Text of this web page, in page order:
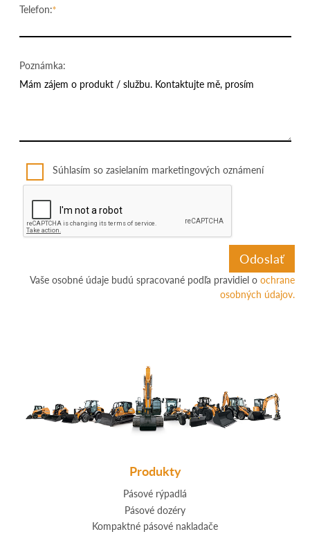
Telefon:
Poznámka:
Súhlasím so zasielaním marketingových oznámení
Vaše osobné údaje budú spracované podľa pravidiel o ochrane
osobných údajov.
Produkty
Pásové rýpadlá
Pásové dozéry
Kompaktné pásové nakladače